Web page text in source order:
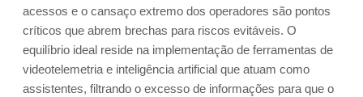
acessos e o cansaço extremo dos operadores são pontos
críticos que abrem brechas para riscos evitáveis. O
equilíbrio ideal reside na implementação de ferramentas de
videotelemetria e inteligência artificial que atuam como
assistentes, filtrando o excesso de informações para que o